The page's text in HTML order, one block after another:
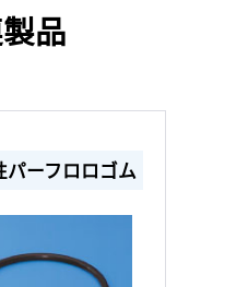
品
ーフロロゴム